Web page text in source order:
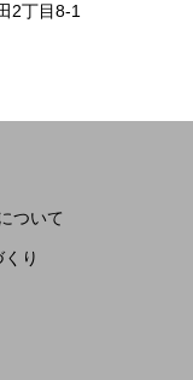
2丁目8‐1
ついて
り